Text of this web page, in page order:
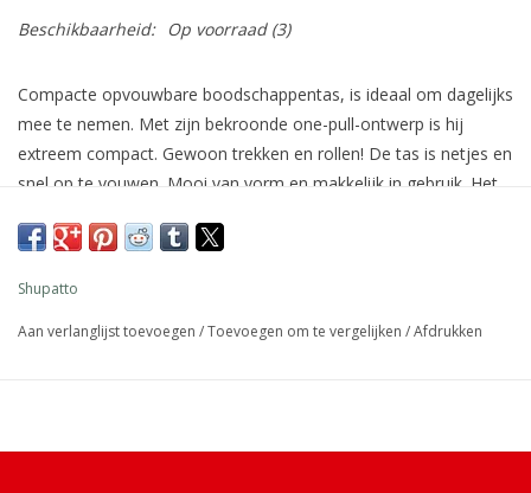
Beschikbaarheid: Op voorraad(3)
Compacte opvouwbare boodschappentas, is ideaal om dagelijks
mee te nemen. Met zijn bekroonde one-pull-ontwerp is hij
extreem compact. Gewoon trekken en rollen! De tas is netjes en
snel op te vouwen. Mooi van vorm en makkelijk in gebruik. Het
vlotte winkelervaring. Bespaar tijd, bescherm het milieu, geniet
ontworpen door het Japanse bedrijf Marna. Het bedrijf begon
Shupatto
Aan verlanglijst toevoegen /Toevoegen om te vergelijken /Afdrukken